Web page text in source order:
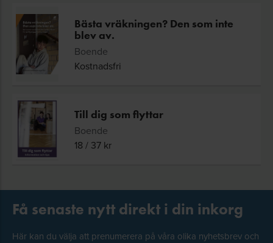
Bästa vräkningen? Den som inte
blev av.
Boende
Kostnadsfri
Till dig som flyttar
Boende
18 / 37 kr
Få senaste nytt direkt i din inkorg
Här kan du välja att prenumerera på våra olika nyhetsbrev och